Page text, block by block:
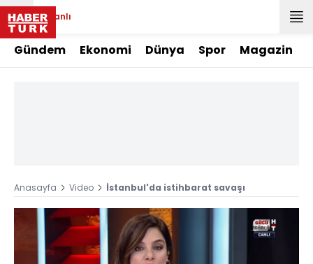
Canlı
Gündem Ekonomi Dünya Spor Magazin
Anasayfa Video İstanbul'da istihbarat savaşı